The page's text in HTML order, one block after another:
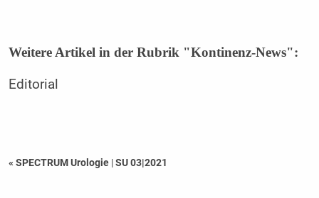
Weitere Artikel in der Rubrik "Kontinenz-News":
Editorial
« SPECTRUM Urologie |SU 03|2021